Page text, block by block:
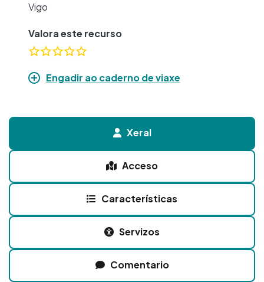
Vigo
Valora este recurso
Engadir ao caderno de viaxe
Xeral
Acceso
Características
Servizos
Comentario